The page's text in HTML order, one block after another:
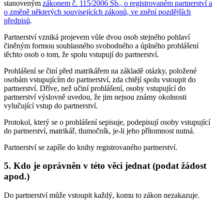
stanoveným zákonem č. 115/2006 Sb., o registrovaném partnerství a
o změně některých souvisejících zákonů, ve znění pozdějších
předpisů.
Partnerství vzniká projevem vůle dvou osob stejného pohlaví
činěným formou souhlasného svobodného a úplného prohlášení
těchto osob o tom, že spolu vstupují do partnerství.
Prohlášení se činí před matrikářem na základě otázky, položené
osobám vstupujícím do partnerství, zda chtějí spolu vstoupit do
partnerství. Dříve, než učiní prohlášení, osoby vstupující do
partnerství výslovně uvedou, že jim nejsou známy okolnosti
vylučující vstup do partnerství.
Protokol, který se o prohlášení sepisuje, podepisují osoby vstupující
do partnerství, matrikář, tlumočník, je-li jeho přítomnost nutná.
Partnerství se zapíše do knihy registrovaného partnerství.
5. Kdo je oprávněn v této věci jednat (podat žádost
apod.)
Do partnerství může vstoupit každý, komu to zákon nezakazuje.